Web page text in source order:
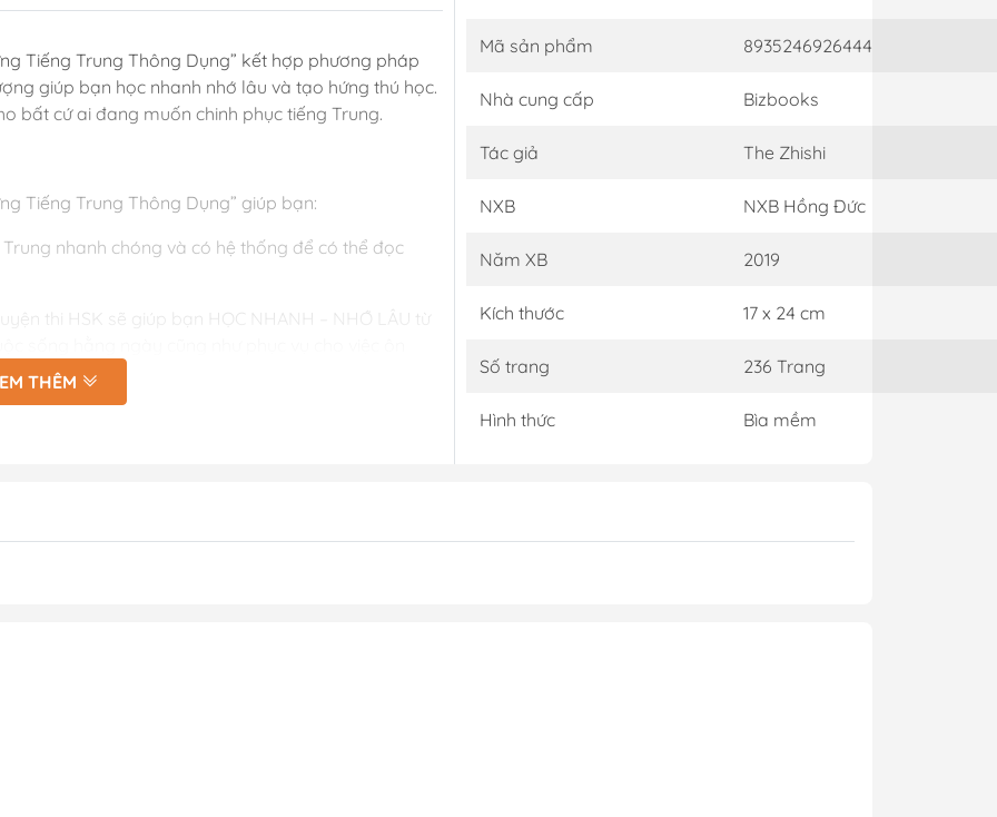
Tiếng Trung Thông Dụng” kết hợp phương pháp
giúp bạn học nhanh nhớ lâu và tạo hứng thú học.
bất cứ ai đang muốn chinh phục tiếng Trung.
Tiếng Trung Thông Dụng” giúp bạn:
nhanh chóng và có hệ thống để có thể đọc
thi HSK sẽ giúp bạn HỌC NHANH – NHỚ LÂU từ
sau bìa sách là bạn có thể luyện nghe – tập nói
âm cũng như các quy tắc về thanh điệu, biến âm,…
THÊM
Mã sản phẩm 8935246926444
Nhà cung cấp Bizbooks
Tác giả The Zhishi
NXB NXB Hồng Đức
Năm XB 2019
Kích thước 17 x 24 cm
Số trang 236 Trang
Hình thức Bìa mềm